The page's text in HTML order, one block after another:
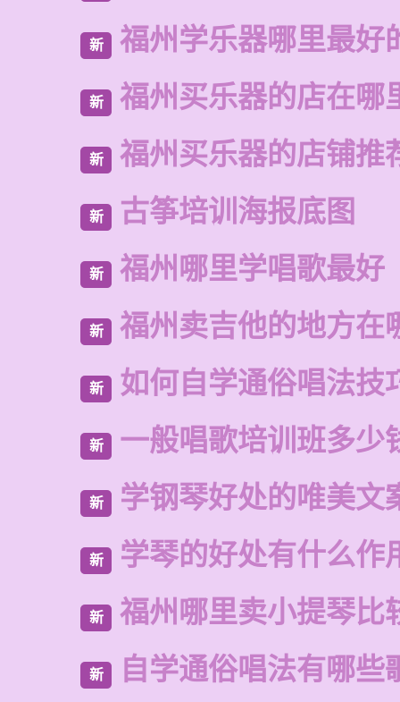
新 福州学乐器哪里最好
新 福州买乐器的店在哪
新 福州买乐器的店铺推
新 古筝培训海报底图
新 福州哪里学唱歌最好
新 福州卖吉他的地方在
新 如何自学通俗唱法技
新 一般唱歌培训班多少
新 学钢琴好处的唯美文
新 学琴的好处有什么作
新 福州哪里卖小提琴比
新 自学通俗唱法有哪些